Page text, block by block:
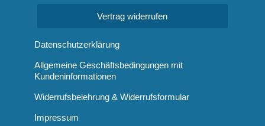
Vertrag widerrufen
Datenschutzerklärung
Allgemeine Geschäftsbedingungen mit
Kundeninformationen
Widerrufsbelehrung & Widerrufsformular
Impressum